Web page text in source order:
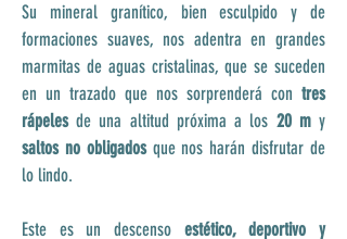
Su mineral granítico, bien esculpido y de
formaciones suaves, nos adentra en grandes
marmitas de aguas cristalinas, que se suceden
en un trazado que nos sorprenderá con tres
rápelesde una altitud próxima a los 20 my
saltos no obligadosque nos harán disfrutar de
lo lindo.
Este es un descenso estético, deportivo y